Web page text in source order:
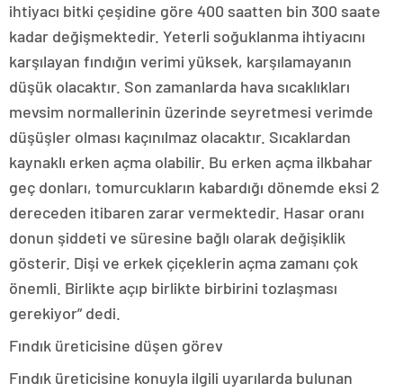
ihtiyacı bitki çeşidine göre 400 saatten bin 300 saate
kadar değişmektedir. Yeterli soğuklanma ihtiyacını
karşılayan fındığın verimi yüksek, karşılamayanın
düşük olacaktır. Son zamanlarda hava sıcaklıkları
mevsim normallerinin üzerinde seyretmesi verimde
düşüşler olması kaçınılmaz olacaktır. Sıcaklardan
kaynaklı erken açma olabilir. Bu erken açma ilkbahar
geç donları, tomurcukların kabardığı dönemde eksi 2
dereceden itibaren zarar vermektedir. Hasar oranı
donun şiddeti ve süresine bağlı olarak değişiklik
gösterir. Dişi ve erkek çiçeklerin açma zamanı çok
önemli. Birlikte açıp birlikte birbirini tozlaşması
gerekiyor” dedi.
Fındık üreticisine düşen görev
Fındık üreticisine konuyla ilgili uyarılarda bulunan